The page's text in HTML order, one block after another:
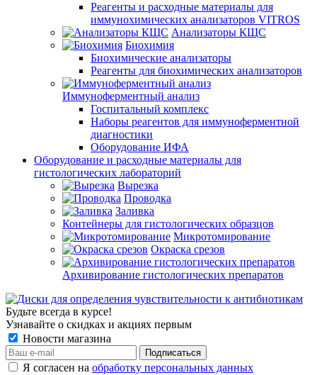
Реагенты и расходные материалы для
иммунохимических анализаторов VITROS
Анализаторы КЩС
Биохимия
Биохимические анализаторы
Реагенты для биохимических анализаторов
Иммуноферментный анализ
Госпитальный комплекс
Наборы реагентов для иммуноферментной
диагностики
Оборудование ИФА
Оборудование и расходные материалы для
гистологических лабораторий
Вырезка
Проводка
Заливка
Контейнеры для гистологических образцов
Микротомирование
Окраска срезов
Архивирование гистологических препаратов
Будьте всегда в курсе!
Узнавайте о скидках и акциях первым
Новости магазина
Я согласен на обработку персональных данных